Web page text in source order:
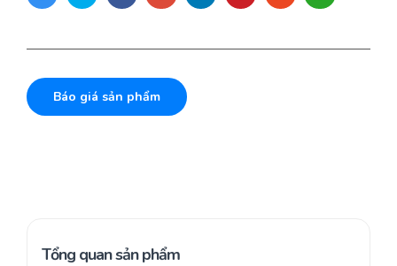
Báo giá sản phẩm
Tổng quan sản phẩm